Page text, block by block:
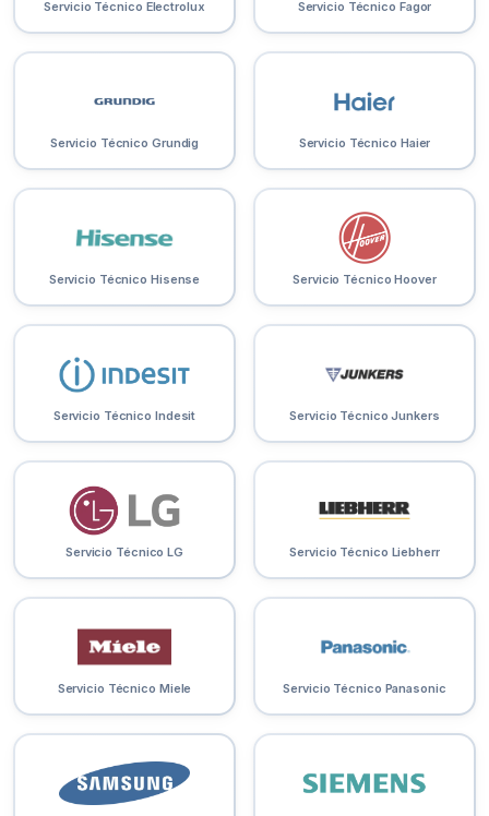
Servicio Técnico Electrolux Servicio Técnico Fagor
Servicio Técnico Grundig Servicio Técnico Haier
Servicio Técnico Hisense Servicio Técnico Hoover
Servicio Técnico Indesit Servicio Técnico Junkers
Servicio Técnico LG Servicio Técnico Liebherr
Servicio Técnico Miele Servicio Técnico Panasonic